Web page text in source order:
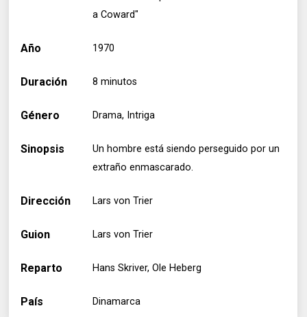
a Coward"
Año 1970
Duración 8 minutos
Género Drama, Intriga
Sinopsis
Un hombre está siendo perseguido por un
extraño enmascarado.
Dirección Lars von Trier
Guion Lars von Trier
Reparto Hans Skriver, Ole Heberg
País Dinamarca